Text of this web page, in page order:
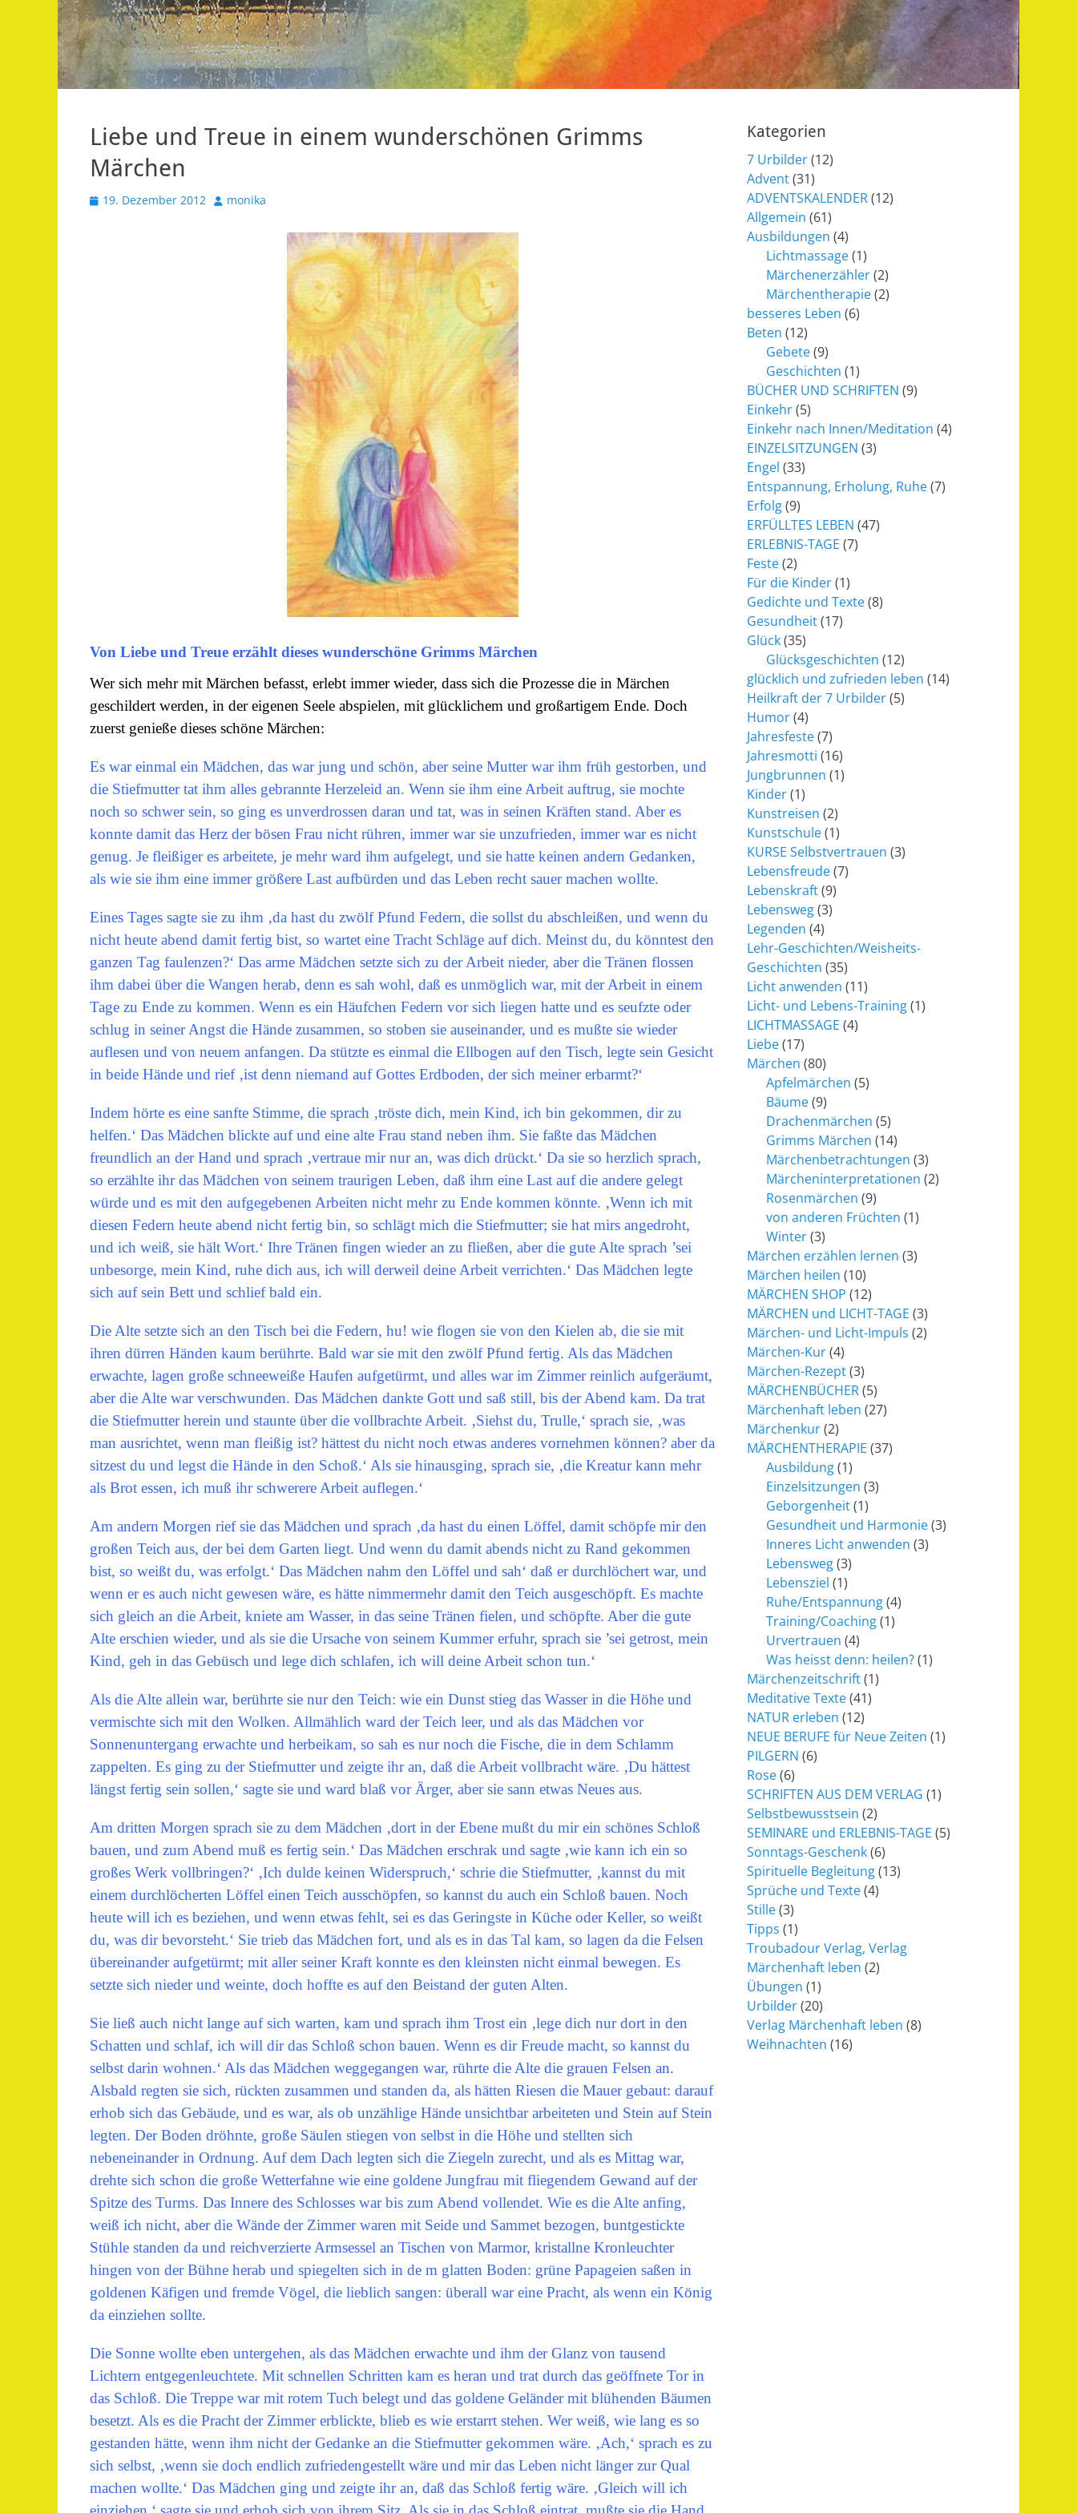
Liebe und Treue in einem wunderschönen Grimms
Märchen
Veröffentlicht
19. Dezember 2012 Autormonika
Von Liebe und Treue erzählt dieses wunderschöne Grimms Märchen
Wer sich mehr mit Märchen befasst, erlebt immer wieder, dass sich die Prozesse die in Märchen
geschildert werden, in der eigenen Seele abspielen, mit glücklichem und großartigem Ende. Doch
zuerst genieße dieses schöne Märchen:
Es war einmal ein Mädchen, das war jung und schön, aber seine Mutter war ihm früh gestorben, und
die Stiefmutter tat ihm alles gebrannte Herzeleid an. Wenn sie ihm eine Arbeit auftrug, sie mochte
noch so schwer sein, so ging es unverdrossen daran und tat, was in seinen Kräften stand. Aber es
konnte damit das Herz der bösen Frau nicht rühren, immer war sie unzufrieden, immer war es nicht
genug. Je fleißiger es arbeitete, je mehr ward ihm aufgelegt, und sie hatte keinen andern Gedanken,
als wie sie ihm eine immer größere Last aufbürden und das Leben recht sauer machen wollte.
Eines Tages sagte sie zu ihm ‚da hast du zwölf Pfund Federn, die sollst du abschleißen, und wenn du
nicht heute abend damit fertig bist, so wartet eine Tracht Schläge auf dich. Meinst du, du könntest den
ganzen Tag faulenzen?‘ Das arme Mädchen setzte sich zu der Arbeit nieder, aber die Tränen flossen
ihm dabei über die Wangen herab, denn es sah wohl, daß es unmöglich war, mit der Arbeit in einem
Tage zu Ende zu kommen. Wenn es ein Häufchen Federn vor sich liegen hatte und es seufzte oder
schlug in seiner Angst die Hände zusammen, so stoben sie auseinander, und es mußte sie wieder
auflesen und von neuem anfangen. Da stützte es einmal die Ellbogen auf den Tisch, legte sein Gesicht
in beide Hände und rief ‚ist denn niemand auf Gottes Erdboden, der sich meiner erbarmt?‘
Indem hörte es eine sanfte Stimme, die sprach ‚tröste dich, mein Kind, ich bin gekommen, dir zu
helfen.‘ Das Mädchen blickte auf und eine alte Frau stand neben ihm. Sie faßte das Mädchen
freundlich an der Hand und sprach ‚vertraue mir nur an, was dich drückt.‘ Da sie so herzlich sprach,
so erzählte ihr das Mädchen von seinem traurigen Leben, daß ihm eine Last auf die andere gelegt
würde und es mit den aufgegebenen Arbeiten nicht mehr zu Ende kommen könnte. ‚Wenn ich mit
diesen Federn heute abend nicht fertig bin, so schlägt mich die Stiefmutter; sie hat mirs angedroht,
und ich weiß, sie hält Wort.‘ Ihre Tränen fingen wieder an zu fließen, aber die gute Alte sprach ’sei
unbesorge, mein Kind, ruhe dich aus, ich will derweil deine Arbeit verrichten.‘ Das Mädchen legte
sich auf sein Bett und schlief bald ein.
Die Alte setzte sich an den Tisch bei die Federn, hu! wie flogen sie von den Kielen ab, die sie mit
ihren dürren Händen kaum berührte. Bald war sie mit den zwölf Pfund fertig. Als das Mädchen
erwachte, lagen große schneeweiße Haufen aufgetürmt, und alles war im Zimmer reinlich aufgeräumt,
aber die Alte war verschwunden. Das Mädchen dankte Gott und saß still, bis der Abend kam. Da trat
die Stiefmutter herein und staunte über die vollbrachte Arbeit. ‚Siehst du, Trulle,‘ sprach sie, ‚was
man ausrichtet, wenn man fleißig ist? hättest du nicht noch etwas anderes vornehmen können? aber da
sitzest du und legst die Hände in den Schoß.‘ Als sie hinausging, sprach sie, ‚die Kreatur kann mehr
als Brot essen, ich muß ihr schwerere Arbeit auflegen.‘
Am andern Morgen rief sie das Mädchen und sprach ‚da hast du einen Löffel, damit schöpfe mir den
großen Teich aus, der bei dem Garten liegt. Und wenn du damit abends nicht zu Rand gekommen
bist, so weißt du, was erfolgt.‘ Das Mädchen nahm den Löffel und sah‘ daß er durchlöchert war, und
wenn er es auch nicht gewesen wäre, es hätte nimmermehr damit den Teich ausgeschöpft. Es machte
sich gleich an die Arbeit, kniete am Wasser, in das seine Tränen fielen, und schöpfte. Aber die gute
Alte erschien wieder, und als sie die Ursache von seinem Kummer erfuhr, sprach sie ’sei getrost, mein
Kind, geh in das Gebüsch und lege dich schlafen, ich will deine Arbeit schon tun.‘
Als die Alte allein war, berührte sie nur den Teich: wie ein Dunst stieg das Wasser in die Höhe und
vermischte sich mit den Wolken. Allmählich ward der Teich leer, und als das Mädchen vor
Sonnenuntergang erwachte und herbeikam, so sah es nur noch die Fische, die in dem Schlamm
zappelten. Es ging zu der Stiefmutter und zeigte ihr an, daß die Arbeit vollbracht wäre. ‚Du hättest
längst fertig sein sollen,‘ sagte sie und ward blaß vor Ärger, aber sie sann etwas Neues aus.
Am dritten Morgen sprach sie zu dem Mädchen ‚dort in der Ebene mußt du mir ein schönes Schloß
bauen, und zum Abend muß es fertig sein.‘ Das Mädchen erschrak und sagte ‚wie kann ich ein so
großes Werk vollbringen?‘ ‚Ich dulde keinen Widerspruch,‘ schrie die Stiefmutter, ‚kannst du mit
einem durchlöcherten Löffel einen Teich ausschöpfen, so kannst du auch ein Schloß bauen. Noch
heute will ich es beziehen, und wenn etwas fehlt, sei es das Geringste in Küche oder Keller, so weißt
du, was dir bevorsteht.‘ Sie trieb das Mädchen fort, und als es in das Tal kam, so lagen da die Felsen
übereinander aufgetürmt; mit aller seiner Kraft konnte es den kleinsten nicht einmal bewegen. Es
setzte sich nieder und weinte, doch hoffte es auf den Beistand der guten Alten.
Sie ließ auch nicht lange auf sich warten, kam und sprach ihm Trost ein ‚lege dich nur dort in den
Schatten und schlaf, ich will dir das Schloß schon bauen. Wenn es dir Freude macht, so kannst du
selbst darin wohnen.‘ Als das Mädchen weggegangen war, rührte die Alte die grauen Felsen an.
Alsbald regten sie sich, rückten zusammen und standen da, als hätten Riesen die Mauer gebaut: darauf
erhob sich das Gebäude, und es war, als ob unzählige Hände unsichtbar arbeiteten und Stein auf Stein
legten. Der Boden dröhnte, große Säulen stiegen von selbst in die Höhe und stellten sich
nebeneinander in Ordnung. Auf dem Dach legten sich die Ziegeln zurecht, und als es Mittag war,
drehte sich schon die große Wetterfahne wie eine goldene Jungfrau mit fliegendem Gewand auf der
Spitze des Turms. Das Innere des Schlosses war bis zum Abend vollendet. Wie es die Alte anfing,
weiß ich nicht, aber die Wände der Zimmer waren mit Seide und Sammet bezogen, buntgestickte
Stühle standen da und reichverzierte Armsessel an Tischen von Marmor, kristallne Kronleuchter
hingen von der Bühne herab und spiegelten sich in de m glatten Boden: grüne Papageien saßen in
goldenen Käfigen und fremde Vögel, die lieblich sangen: überall war eine Pracht, als wenn ein König
da einziehen sollte.
Die Sonne wollte eben untergehen, als das Mädchen erwachte und ihm der Glanz von tausend
Lichtern entgegenleuchtete. Mit schnellen Schritten kam es heran und trat durch das geöffnete Tor in
das Schloß. Die Treppe war mit rotem Tuch belegt und das goldene Geländer mit blühenden Bäumen
besetzt. Als es die Pracht der Zimmer erblickte, blieb es wie erstarrt stehen. Wer weiß, wie lang es so
gestanden hätte, wenn ihm nicht der Gedanke an die Stiefmutter gekommen wäre. ‚Ach,‘ sprach es zu
sich selbst, ‚wenn sie doch endlich zufriedengestellt wäre und mir das Leben nicht länger zur Qual
machen wollte.‘ Das Mädchen ging und zeigte ihr an, daß das Schloß fertig wäre. ‚Gleich will ich
Kategorien
7 Urbilder(12)
Advent(31)
ADVENTSKALENDER(12)
Allgemein (61)
Ausbildungen (4)
Lichtmassage(1)
Märchenerzähler(2)
Märchentherapie(2)
besseres Leben (6)
Beten (12)
Gebete(9)
Geschichten (1)
BÜCHER UND SCHRIFTEN (9)
Einkehr(5)
Einkehr nach Innen/Meditation (4)
EINZELSITZUNGEN (3)
Engel (33)
Entspannung, Erholung, Ruhe(7)
Erfolg(9)
ERFÜLLTES LEBEN (47)
ERLEBNIS-TAGE (7)
Feste(2)
Für die Kinder(1)
Gedichte und Texte(8)
Gesundheit(17)
Glück(35)
Glücksgeschichten (12)
glücklich und zufrieden leben (14)
Heilkraft der 7 Urbilder(5)
Humor(4)
Jahresfeste(7)
Jahresmotti (16)
Jungbrunnen (1)
Kinder(1)
Kunstreisen (2)
Kunstschule(1)
KURSE Selbstvertrauen (3)
Lebensfreude(7)
Lebenskraft(9)
Lebensweg(3)
Legenden (4)
Lehr-Geschichten/Weisheits-
Geschichten (35)
Licht anwenden (11)
Licht- und Lebens-Training(1)
LICHTMASSAGE (4)
Liebe(17)
Märchen (80)
Apfelmärchen (5)
Bäume(9)
Drachenmärchen (5)
Grimms Märchen (14)
Märchenbetrachtungen (3)
Märcheninterpretationen (2)
Rosenmärchen (9)
von anderen Früchten (1)
Winter(3)
Märchen erzählen lernen (3)
Märchen heilen (10)
MÄRCHEN SHOP (12)
MÄRCHEN und LICHT-TAGE (3)
Märchen- und Licht-Impuls (2)
Märchen-Kur(4)
Märchen-Rezept(3)
MÄRCHENBÜCHER(5)
Märchenhaft leben (27)
Märchenkur(2)
MÄRCHENTHERAPIE (37)
Ausbildung(1)
Einzelsitzungen (3)
Geborgenheit(1)
Gesundheit und Harmonie(3)
Inneres Licht anwenden (3)
Lebensweg(3)
Lebensziel (1)
Ruhe/Entspannung(4)
Training/Coaching(1)
Urvertrauen (4)
Was heisst denn: heilen?(1)
Märchenzeitschrift(1)
Meditative Texte(41)
NATUR erleben (12)
NEUE BERUFE für Neue Zeiten (1)
PILGERN (6)
Rose(6)
SCHRIFTEN AUS DEM VERLAG (1)
Selbstbewusstsein (2)
SEMINARE und ERLEBNIS-TAGE (5)
Sonntags-Geschenk(6)
Spirituelle Begleitung(13)
Sprüche und Texte(4)
Stille(3)
Tipps (1)
Troubadour Verlag, Verlag
Märchenhaft leben (2)
Übungen (1)
Urbilder(20)
Verlag Märchenhaft leben (8)
Weihnachten (16)